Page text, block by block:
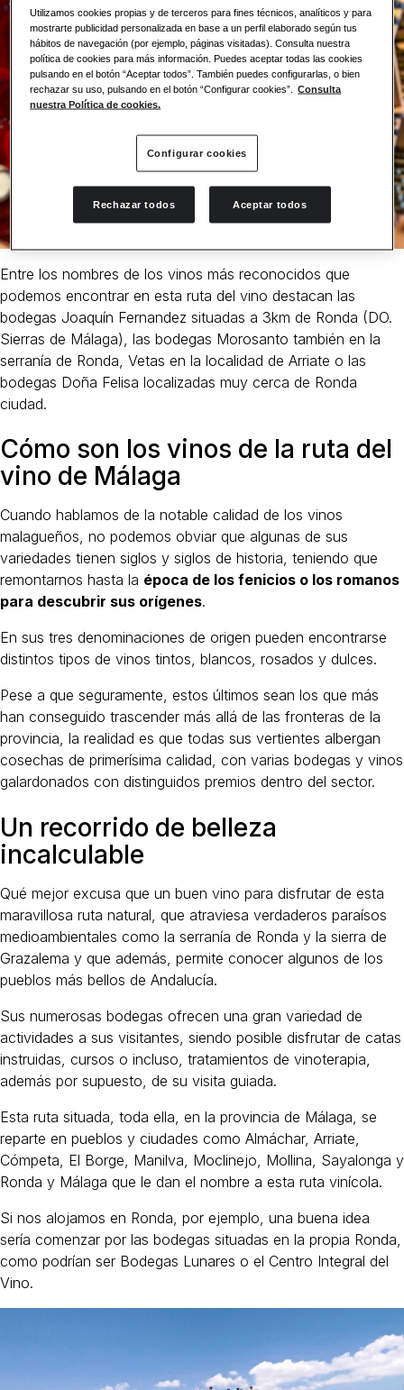
Entre los nombres de los vinos más reconocidos que
podemos encontrar en esta ruta del vino destacan las
bodegas Joaquín Fernandez situadas a 3km de Ronda (DO.
Sierras de Málaga), las bodegas Morosanto también en la
serranía de Ronda, Vetas en la localidad de Arriate o las
bodegas Doña Felisa localizadas muy cerca de Ronda
ciudad.
Cómo son los vinos de la ruta del
vino de Málaga
Cuando hablamos de la notable calidad de los vinos
malagueños, no podemos obviar que algunas de sus
variedades tienen siglos y siglos de historia, teniendo que
remontarnos hasta la época de los fenicios o los romanos
para descubrir sus orígenes.
En sus tres denominaciones de origen pueden encontrarse
distintos tipos de vinos tintos, blancos, rosados y dulces.
Pese a que seguramente, estos últimos sean los que más
han conseguido trascender más allá de las fronteras de la
provincia, la realidad es que todas sus vertientes albergan
cosechas de primerísima calidad, con varias bodegas y vinos
galardonados con distinguidos premios dentro del sector.
Un recorrido de belleza
incalculable
Qué mejor excusa que un buen vino para disfrutar de esta
maravillosa ruta natural, que atraviesa verdaderos paraísos
medioambientales como la serranía de Ronda y la sierra de
Grazalema y que además, permite conocer algunos de los
pueblos más bellos de Andalucía.
Sus numerosas bodegas ofrecen una gran variedad de
actividades a sus visitantes, siendo posible disfrutar de catas
instruidas, cursos o incluso, tratamientos de vinoterapia,
además por supuesto, de su visita guiada.
Esta ruta situada, toda ella, en la provincia de Málaga, se
reparte en pueblos y ciudades como Almáchar, Arriate,
Cómpeta, El Borge, Manilva, Moclinejo, Mollina, Sayalonga y
Ronda y Málaga que le dan el nombre a esta ruta vinícola.
Si nos alojamos en Ronda, por ejemplo, una buena idea
sería comenzar por las bodegas situadas en la propia Ronda,
como podrían ser Bodegas Lunares o el Centro Integral del
Vino.
Utilizamos cookies propias y de terceros para fines técnicos, analíticos y para
mostrarte publicidad personalizada en base a un perfil elaborado según tus
hábitos de navegación (por ejemplo, páginas visitadas). Consulta nuestra
política de cookies para más información. Puedes aceptar todas las cookies
pulsando en el botón “Aceptar todos”. También puedes configurarlas, o bien
rechazar su uso, pulsando en el botón “Configurar cookies”.
Consulta
nuestra Política de cookies.
Configurar cookies
Rechazar todos Aceptar todos